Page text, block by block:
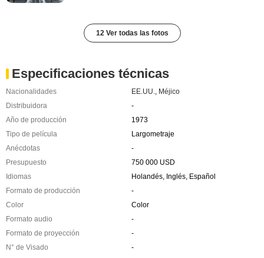
12 Ver todas las fotos
Especificaciones técnicas
Nacionalidades EE.UU., Méjico
Distribuidora
-
Año de producción
1973
Tipo de película
Largometraje
Anécdotas
-
Presupuesto
750 000 USD
Idiomas
Holandés, Inglés, Español
Formato de producción
-
Color
Color
Formato audio
-
Formato de proyección
-
N° de Visado
-